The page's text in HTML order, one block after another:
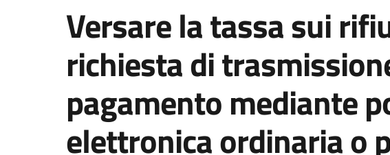
Versare la tassa sui
richiesta di
pagamento mediante
elettronica ordinaria o